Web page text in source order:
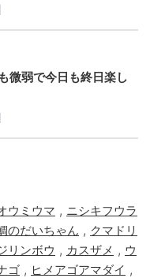
微弱で今日も終日楽し
ウミウマ , ニシキフウラ
のだいちゃん , クマドリ
リンボウ , カスザメ , ウ
ゴ , ヒメアゴアマダイ ,